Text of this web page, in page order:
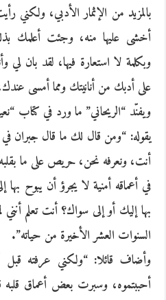
بالمزيد من الإثمار الأدبي،
أخشى عليها منه، وجئت أعلمك
وبكلمة لا استعارة فيها، لقد بان
على أدبك من أنانيتك ومما أمسى
ويفنّد “الريحاني” ما ورد في كتاب
يقوله: “ومن قال لك ما قال جبران
أنت، ونعرفه نحن، حريص على ما
في أعماقه أمنية لا يجرؤ أن يبوح
بها إليك أو إلى سواك؟ أنت تعلم
السنوات العشر الأخيرة من حياته”.
وأضاف قائلا: “ولكني عرفته قبل
أحببتموه، وسبرت بعض أعماق قلبه